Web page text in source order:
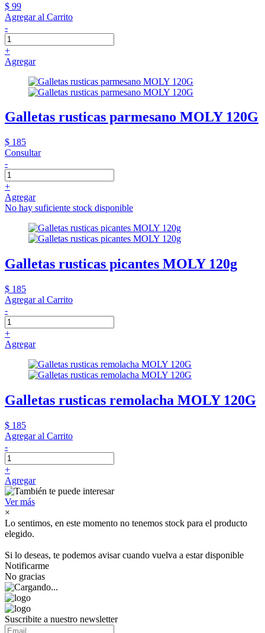
$ 99
Agregar al Carrito
-
+
Agregar
Galletas rusticas parmesano MOLY 120G
$ 185
Consultar
-
+
Agregar
No hay suficiente stock disponible
Galletas rusticas picantes MOLY 120g
$ 185
Agregar al Carrito
-
+
Agregar
Galletas rusticas remolacha MOLY 120G
$ 185
Agregar al Carrito
-
+
Agregar
Ver más
×
Lo sentimos, en este momento no tenemos stock para el producto
elegido.
Si lo deseas, te podemos avisar cuando vuelva a estar disponible
Notificarme
No gracias
Suscribite a nuestro newsletter